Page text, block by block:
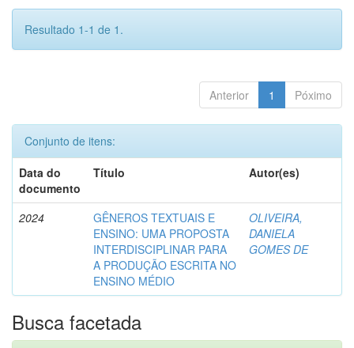
Resultado 1-1 de 1.
Anterior 1 Póximo
Conjunto de itens:
Data do
documento
Título Autor(es)
2024
GÊNEROS TEXTUAIS E
ENSINO: UMA PROPOSTA
INTERDISCIPLINAR PARA
A PRODUÇÃO ESCRITA NO
ENSINO MÉDIO
OLIVEIRA,
DANIELA
GOMES DE
Busca facetada